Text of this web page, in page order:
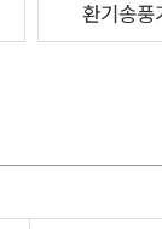
환기송풍